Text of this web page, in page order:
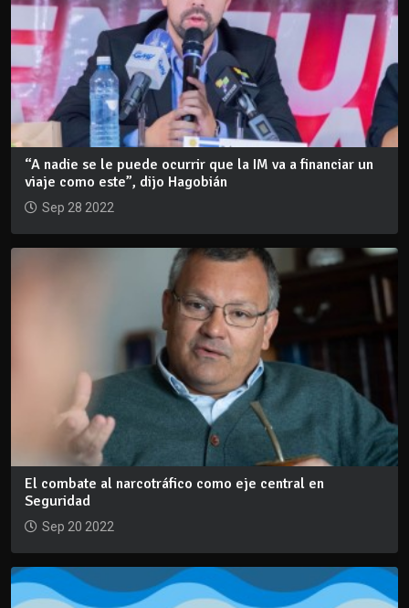
“A nadie se le puede ocurrir que la IM va a financiar un
viaje como este”, dijo Hagobián
Sep 28 2022
El combate al narcotráfico como eje central en
Seguridad
Sep 20 2022